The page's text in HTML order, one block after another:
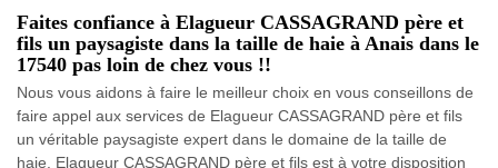
Faites confiance à Elagueur CASSAGRAND père et
fils un paysagiste dans la taille de haie à Anais dans le
17540 pas loin de chez vous !!
Nous vous aidons à faire le meilleur choix en vous conseillons de
faire appel aux services de Elagueur CASSAGRAND père et fils
un véritable paysagiste expert dans le domaine de la taille de
haie. Elagueur CASSAGRAND père et fils est à votre disposition